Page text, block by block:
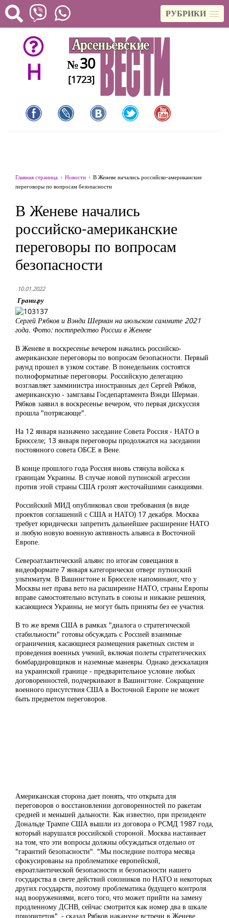
РУБРИКИ
H №30
[1723]
Главная страница Новости
В Женеве начались российско-американские
переговоры по вопросам безопасности
В Женеве начались
российско-американские
переговоры по вопросам
безопасности
10.01.2022
Грани.ру
Сергей Рябков и Вэнди Шерман на июльском саммите 2021
года. Фото: постпредство России в Женеве
В Женеве в воскресенье вечером начались российско-
американские переговоры по вопросам безопасности. Первый
раунд прошел в узком составе. В понедельник состоятся
полноформатные переговоры. Российскую делегацию
возглавляет замминистра иностранных дел Сергей Рябков,
американскую - замглавы Госдепартамента Вэнди Шерман.
Рябков заявил в воскресенье вечером, что первая дискуссия
прошла "потрясающе".
На 12 января назначено заседание Совета Россия - НАТО в
Брюсселе; 13 января переговоры продолжатся на заседании
постоянного совета ОБСЕ в Вене.
В конце прошлого года Россия вновь стянула войска к
границам Украины. В случае новой путинской агрессии
против этой страны США грозят жесточайшими санкциями.
Российский МИД опубликовал свои требования (в виде
проектов соглашений с США и НАТО) 17 декабря. Москва
требует юридически запретить дальнейшее расширение НАТО
и любую новую военную активность альянса в Восточной
Европе.
Североатлантический альянс по итогам совещания в
видеоформате 7 января категорически отверг путинский
ультиматум. В Вашингтоне и Брюсселе напоминают, что у
Москвы нет права вето на расширение НАТО, страны Европы
вправе самостоятельно вступать в союзы и никакие решения,
касающиеся Украины, не могут быть приняты без ее участия.
В то же время США в рамках "диалога о стратегической
стабильности" готовы обсуждать с Россией взаимные
ограничения, касающиеся размещения ракетных систем и
проведения военных учений, включая полеты стратегических
бомбардировщиков и наземные маневры. Однако деэскалация
на украинской границе - предварительное условие любых
договоренностей, подчеркивают в Вашингтоне. Сокращение
военного присутствия США в Восточной Европе не может
быть предметом переговоров.
Американская сторона дает понять, что открыта для
переговоров о восстановлении договоренностей по ракетам
средней и меньшей дальности. Как известно, при президенте
Дональде Трампе США вышли из договора о РСМД 1987 года,
который нарушался российской стороной. Москва настаивает
на том, что эти вопросы должны обсуждаться отдельно от
"гарантий безопасности". "Мы последние полтора месяца
сфокусированы на проблематике европейской,
евроатлантической безопасности и безопасности нашего
государства в свете действий союзников по НАТО и некоторых
других государств, поэтому проблематика будущего контроля
над вооружениями, всего того, что может прийти на замену
продленному ДСНВ, сейчас смотрится как номер два в шкале
приоритетов", - сказал Рябков накануне встречи в Женеве.